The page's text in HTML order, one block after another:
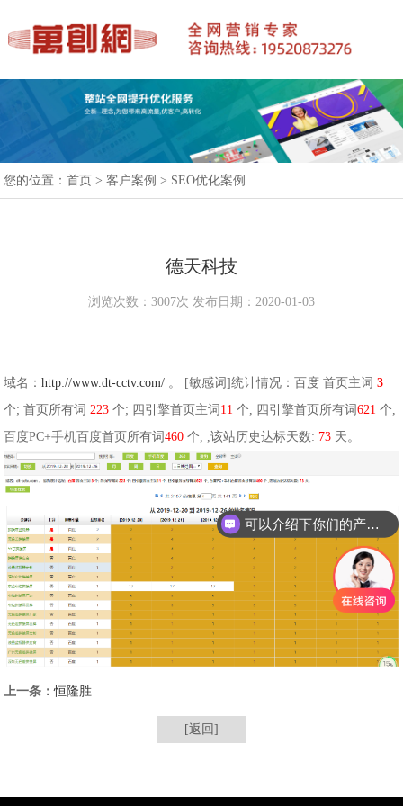
您的位置：首页 >客户案例 > SEO优化案例
德天科技
浏览次数：3007次 发布日期：2020-01-03
域名：http://www.dt-cctv.com/ 。 [敏感词]统计情况：百度 首页主词3
个; 首页所有词223 个; 四引擎首页主词 11 个, 四引擎首页所有词621 个,
百度PC+手机百度首页所有词460 个, ,该站历史达标天数: 73 天。
上一条：恒隆胜
[返回]
可以介绍下你们的产品么